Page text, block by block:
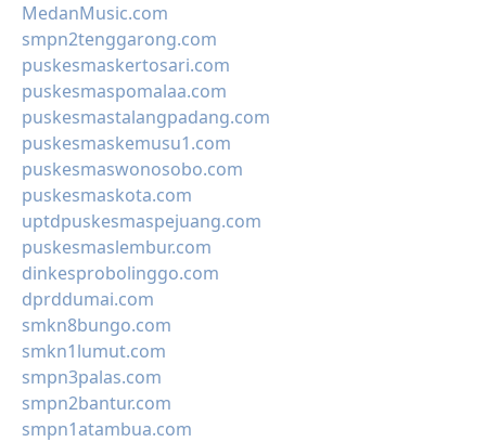
MedanMusic.com
smpn2tenggarong.com
puskesmaskertosari.com
puskesmaspomalaa.com
puskesmastalangpadang.com
puskesmaskemusu1.com
puskesmaswonosobo.com
puskesmaskota.com
uptdpuskesmaspejuang.com
puskesmaslembur.com
dinkesprobolinggo.com
dprddumai.com
smkn8bungo.com
smkn1lumut.com
smpn3palas.com
smpn2bantur.com
smpn1atambua.com